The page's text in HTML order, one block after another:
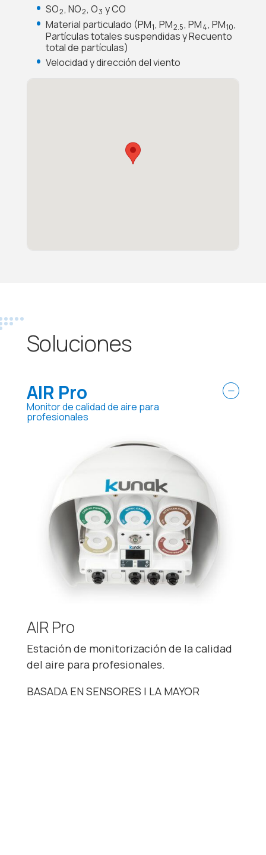
SO2, NO2, O3 y CO
Material particulado (PM1, PM2.5, PM4, PM10,
Partículas totales suspendidas y Recuento
total de partículas)
Velocidad y dirección del viento
Soluciones
AIR Pro
Monitor de calidad de aire para
profesionales
AIR Pro
Estación de monitorización de la calidad
del aire para profesionales.
BASADA EN SENSORES | LA MAYOR